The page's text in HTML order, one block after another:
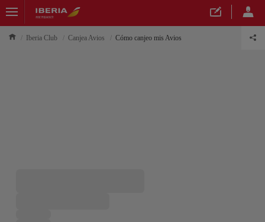
Iberia Club Canjea Avios Cómo canjeo mis Avios